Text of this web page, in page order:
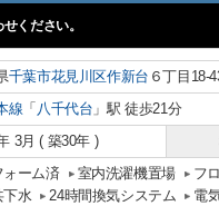
ください。
千葉市花見川区作新台 ６丁目18-
線 「 八千代台 」駅 徒歩21分
3月 ( 築30年 )
ォーム済 室内洗濯機置場 フ
下水
24時間換気システム 電